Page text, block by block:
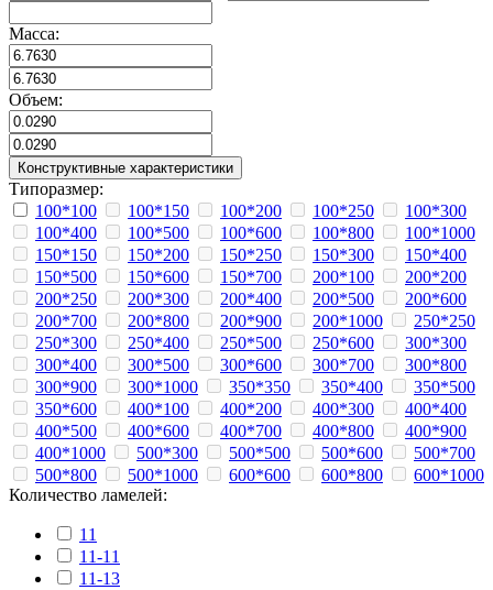
Масса:
Объем:
Конструктивные характеристики
Типоразмер:
100*100
100*150 100*200 100*250
100*300
100*400
100*500 100*600 100*800
100*1000
150*150
150*200 150*250 150*300
150*400
150*500
150*600 150*700 200*100
200*200
200*250
200*300 200*400 200*500
200*600
200*700
200*800 200*900 200*1000
250*250
250*300
250*400 250*500 250*600
300*300
300*400
300*500 300*600 300*700
300*800
300*900
300*1000 350*350 350*400
350*500
350*600
400*100 400*200 400*300
400*400
400*500
400*600 400*700 400*800
400*900
400*1000
500*300 500*500 500*600
500*700
500*800
500*1000 600*600 600*800
600*1000
Количество ламелей:
11
11-11
11-13